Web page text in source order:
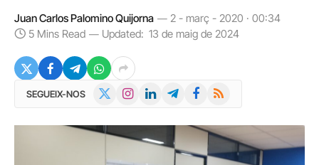
Juan Carlos Palomino Quijorna
2 - març - 2020 · 00:34
5 Mins Read
Updated: 13 de maig de 2024
SEGUEIX-NOS InstagramLinkedInTelegramFacebook
RSS